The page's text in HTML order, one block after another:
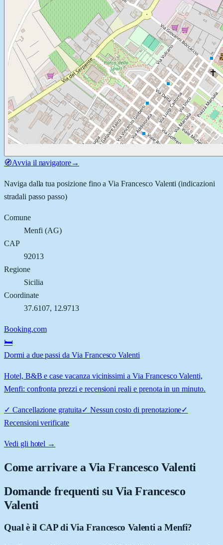
🧭Avvia il navigatore→
Naviga dalla tua posizione fino aVia Francesco Valenti (indicazioni
stradali passo passo)
Comune
Menfi (AG)
CAP
92013
Regione
Sicilia
Coordinate
37.6107, 12.9713
Booking.com
🛏️
Dormi a due passi da Via Francesco Valenti
Hotel, B&B e case vacanza vicinissimi a Via Francesco Valenti,
Menfi: confronta prezzi e recensioni reali e prenota in un minuto.
✓ Cancellazione gratuita✓ Nessun costo di prenotazione✓
Recensioni verificate
Vedi gli hotel →
Come arrivare aVia Francesco Valenti
Domande frequenti su Via Francesco
Valenti
Qual è il CAP di Via Francesco Valenti a Menfi?